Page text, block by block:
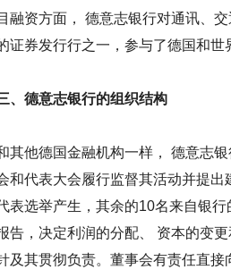
融资方面， 德意志银行对通讯、
证券发行行之一，参与了德国和世
、德意志银行的组织结构
其他德国金融机构一样， 德意志
和代表大会履行监督其活动并提
表选举产生，其余的10名来自银
告，决定利润的分配、 资本的变
及其贯彻负责。董事会有责任直